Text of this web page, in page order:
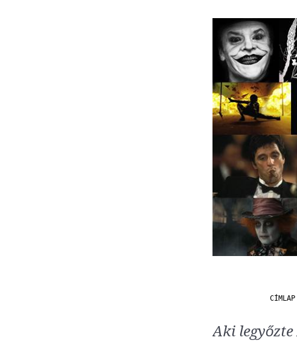
CÍMLAP
Aki